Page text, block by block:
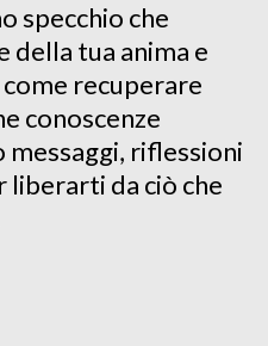
specchio che
tua anima e
recuperare
conoscenze
messaggi, riflessioni
liberarti da ciò che